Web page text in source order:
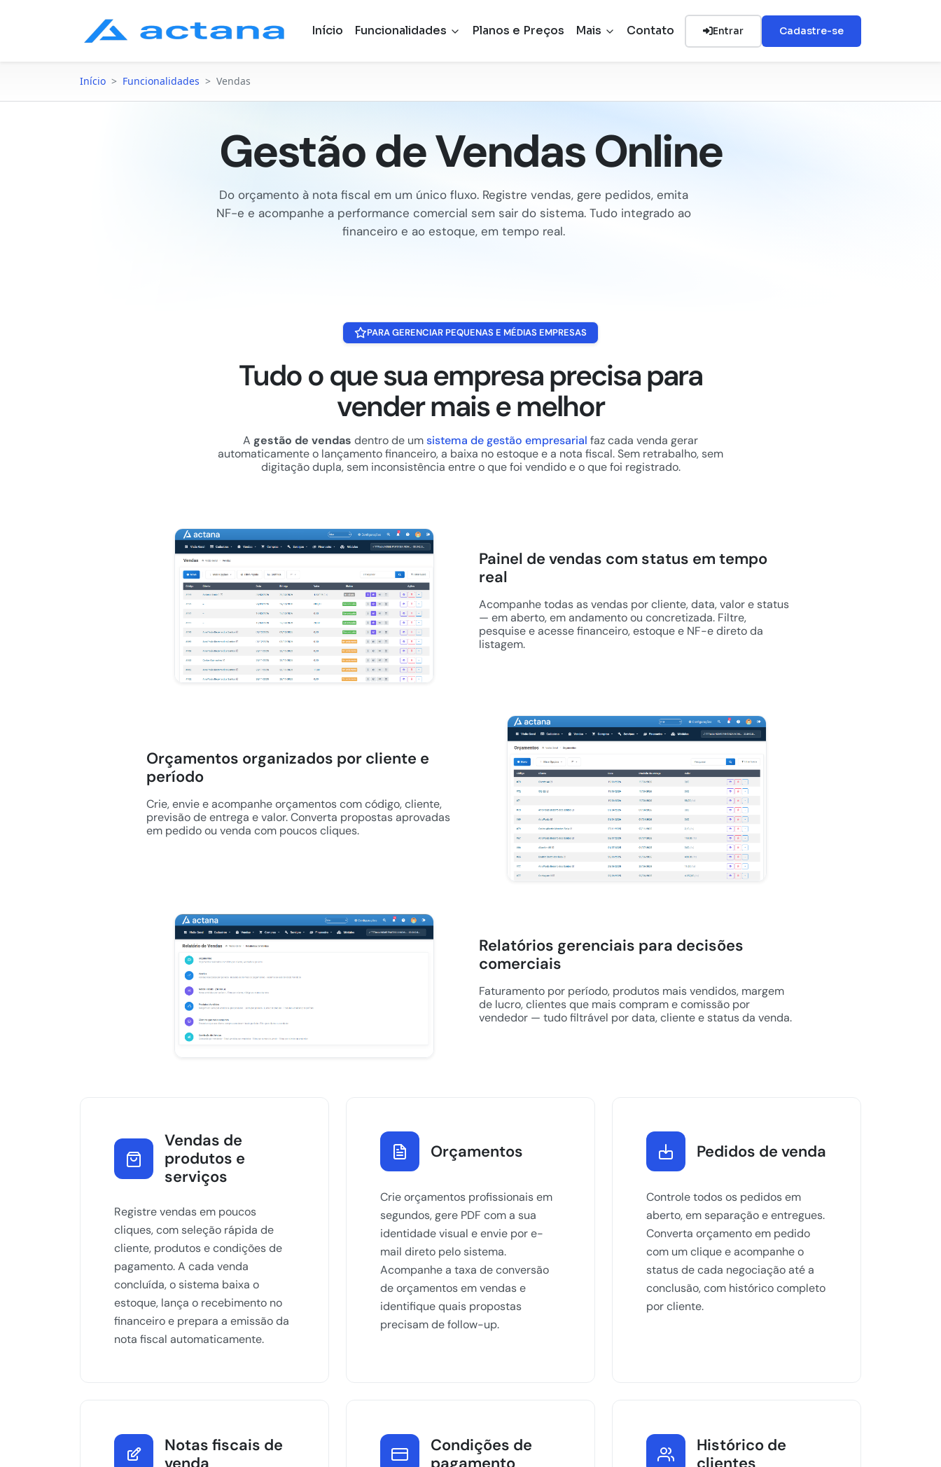
Início Funcionalidades Planos e Preços Mais Contato Entrar Cadastre-se
Início > Funcionalidades > Vendas
Gestão de Vendas Online
Do orçamento à nota fiscal em um único fluxo. Registre vendas, gere pedidos, emita
NF-e e acompanhe a performance comercial sem sair do sistema. Tudo integrado ao
financeiro e ao estoque, em tempo real.
PARA GERENCIAR PEQUENAS E MÉDIAS EMPRESAS
Tudo o que sua empresa precisa para
vender mais e melhor
A gestão de vendas dentro de umsistema de gestão empresarial faz cada venda gerar
automaticamente o lançamento financeiro, a baixa no estoque e a nota fiscal. Sem retrabalho, sem
digitação dupla, sem inconsistência entre o que foi vendido e o que foi registrado.
Painel de vendas com status em tempo
real
Acompanhe todas as vendas por cliente, data, valor e status
— em aberto, em andamento ou concretizada. Filtre,
pesquise e acesse financeiro, estoque e NF-e direto da
listagem.
Orçamentos organizados por cliente e
período
Crie, envie e acompanhe orçamentos com código, cliente,
previsão de entrega e valor. Converta propostas aprovadas
em pedido ou venda com poucos cliques.
Relatórios gerenciais para decisões
comerciais
Faturamento por período, produtos mais vendidos, margem
de lucro, clientes que mais compram e comissão por
vendedor — tudo filtrável por data, cliente e status da venda.
Vendas de
produtos e
serviços
Registre vendas em poucos
cliques, com seleção rápida de
cliente, produtos e condições de
pagamento. A cada venda
concluída, o sistema baixa o
estoque, lança o recebimento no
financeiro e prepara a emissão da
nota fiscal automaticamente.
Orçamentos
Crie orçamentos profissionais em
segundos, gere PDF com a sua
identidade visual e envie por e-
mail direto pelo sistema.
Acompanhe a taxa de conversão
de orçamentos em vendas e
identifique quais propostas
precisam de follow-up.
Pedidos de venda
Controle todos os pedidos em
aberto, em separação e entregues.
Converta orçamento em pedido
com um clique e acompanhe o
status de cada negociação até a
conclusão, com histórico completo
por cliente.
Notas fiscais de
venda
Condições de
pagamento
Histórico de
clientes